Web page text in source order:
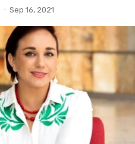
- Sep 16, 2021